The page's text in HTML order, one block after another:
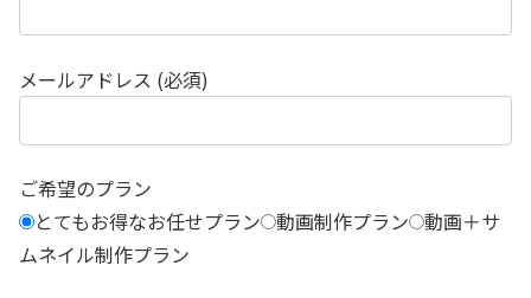
メールアドレス (必須)
ご希望のプラン
とてもお得なお任せプラン 動画制作プラン 動画＋サ
ムネイル制作プラン